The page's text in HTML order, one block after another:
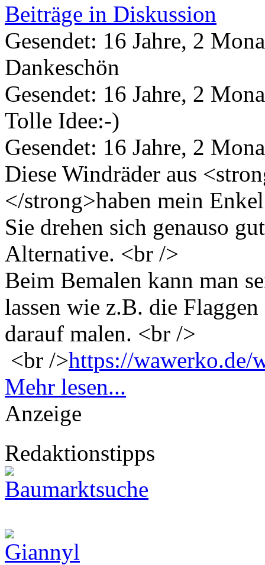
Beiträge in Diskussion
Gesendet: 16 Jahre, 2
Dankeschön
Gesendet: 16 Jahre, 2
Tolle Idee:-)
Gesendet: 16 Jahre, 2
Diese Windräder aus
</strong>haben mein
Sie drehen sich genauso
Alternative. <br />
Beim Bemalen kann man
lassen wie z.B. die
darauf malen. <br />
<br />https://wawerko.de/
Mehr lesen...
Anzeige
Redaktionstipps